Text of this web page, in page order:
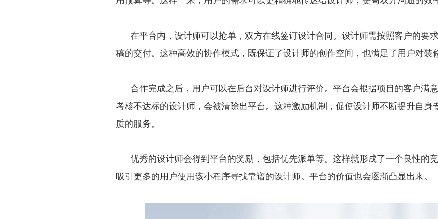
在平台内，设计师可以抢单，双方在线签订设计合同。设计师需按照客户的要
稿的交付。这种高效的协作模式，既保证了设计师的创作空间，也满足了用户对装
合作完成之后，用户可以在后台对设计师进行评价。平台会根据项目的客户满
考核不达标的设计师，会被清除出平台。这种激励机制，促使设计师不断提升自身
质的服务。
优秀的设计师会得到平台的奖励，包括优先派单等。这样就形成了一个良性的
吸引更多的用户使用该小程序寻找靠谱的设计师。平台的价值也会逐渐凸显出来。